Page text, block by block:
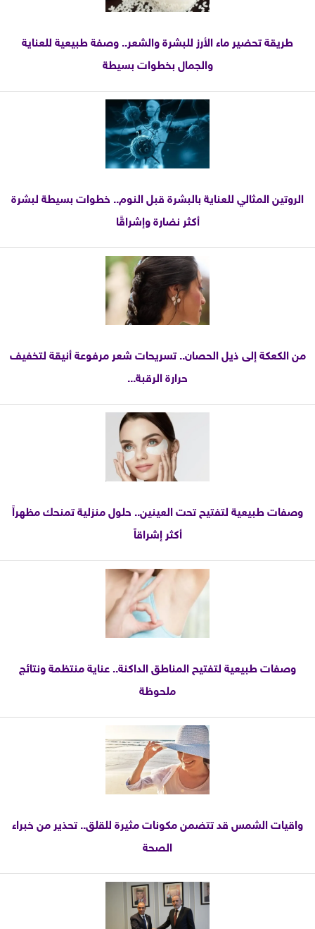
طريقة تحضير ماء الأرز للبشرة والشعر.. وصفة طبيعية للعناية
والجمال بخطوات بسيطة
الروتين المثالي للعناية بالبشرة قبل النوم.. خطوات بسيطة لبشرة
أكثر نضارة وإشراقًا
من الكعكة إلى ذيل الحصان.. تسريحات شعر مرفوعة أنيقة لتخفيف
حرارة الرقبة...
وصفات طبيعية لتفتيح تحت العينين.. حلول منزلية تمنحك مظهراً
أكثر إشراقاً
وصفات طبيعية لتفتيح المناطق الداكنة.. عناية منتظمة ونتائج
ملحوظة
واقيات الشمس قد تتضمن مكونات مثيرة للقلق.. تحذير من خبراء
الصحة